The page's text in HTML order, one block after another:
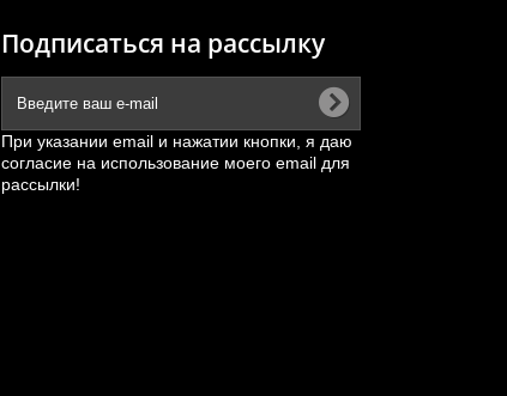
Подписаться на рассылку
При указании email и нажатии кнопки, я даю
согласие на использование моего email для
рассылки!